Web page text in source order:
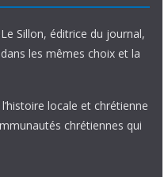
Sillon, éditrice du journal,
les mêmes choix et la
locale et chrétienne
chrétiennes qui